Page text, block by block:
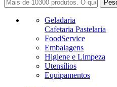
Geladaria
Cafetaria Pastelaria
FoodService
Embalagens
Higiene e Limpeza
Utensílios
Equipamentos